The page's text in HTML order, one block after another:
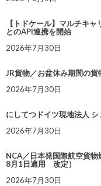
【トドケール】マルチキ
とのAPI連携を開始
2026年7月30日
JR貨物／お盆休み期間の
2026年7月30日
にしてつドイツ現地法人
2026年7月30日
NCA／日本発国際航空貨
8月1日適用 改定）
2026年7月30日